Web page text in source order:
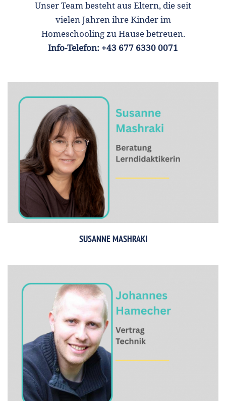
Unser Team besteht aus Eltern, die seit
vielen Jahren ihre Kinder im
Homeschooling zu Hause betreuen.
Info-Telefon: +43 677 6330 0071
SUSANNE MASHRAKI